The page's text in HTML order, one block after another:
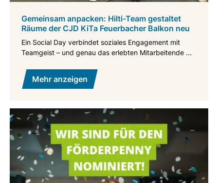
Gemeinsam anpacken: Hilti-Team gestaltet
Räume der CJD KiTa Feuerbacher Balkon neu
Ein Social Day verbindet soziales Engagement mit
Teamgeist – und genau das erlebten Mitarbeitende ...
Mehr anzeigen